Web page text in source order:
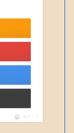
ポチップ